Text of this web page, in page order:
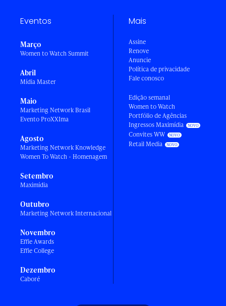
Eventos
Março
Women to Watch Summit
Abril
Mídia Master
Maio
Marketing Network Brasil
Evento ProXXIma
Agosto
Marketing Network Knowledge
Women To Watch - Homenagem
Setembro
Maximídia
Outubro
Marketing Network Internacional
Novembro
Effie Awards
Effie College
Dezembro
Caboré
Mais
Assine
Renove
Anuncie
Política de privacidade
Fale conosco
Edição semanal
Women to Watch
Portfólio de Agências
Ingressos Maximídia
Convites WW
Retail Media